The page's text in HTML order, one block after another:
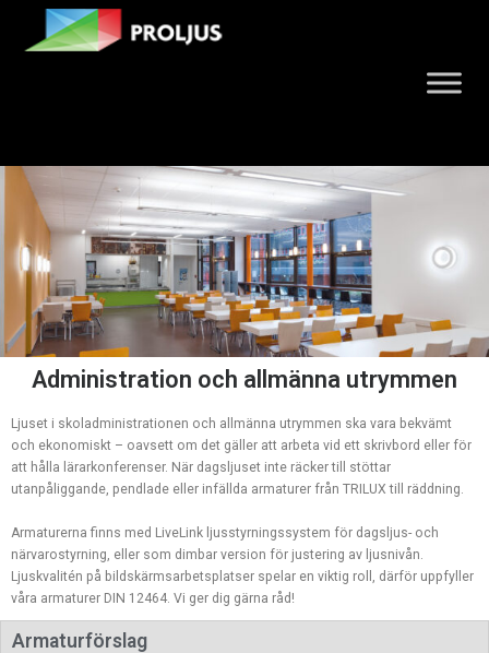
Administration och allmänna utrymmen
Ljuset i skoladministrationen och allmänna utrymmen ska vara bekvämt
och ekonomiskt – oavsett om det gäller att arbeta vid ett skrivbord eller för
att hålla lärarkonferenser. När dagsljuset inte räcker till stöttar
utanpåliggande, pendlade eller infällda armaturer från TRILUX till räddning.
Armaturerna finns med LiveLink ljusstyrningssystem för dagsljus- och
närvarostyrning, eller som dimbar version för justering av ljusnivån.
Ljuskvalitén på bildskärmsarbetsplatser spelar en viktig roll, därför uppfyller
våra armaturer DIN 12464. Vi ger dig gärna råd!
Armaturförslag